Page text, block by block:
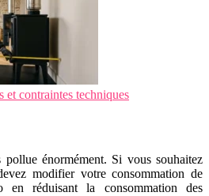
et contraintes techniques
énormément. Si vous souhaitez
modifier votre consommation de
en réduisant la consommation des